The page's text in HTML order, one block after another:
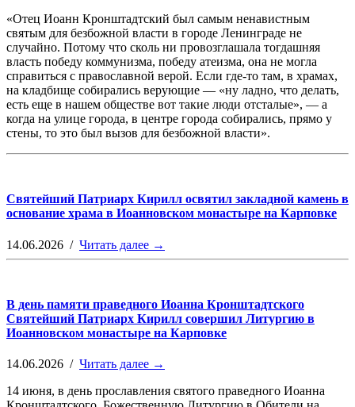
«Отец Иоанн Кронштадтский был самым ненавистным
святым для безбожной власти в городе Ленинграде не
случайно. Потому что сколь ни провозглашала тогдашняя
власть победу коммунизма, победу атеизма, она не могла
справиться с православной верой. Если где-то там, в храмах,
на кладбище собирались верующие — «ну ладно, что делать,
есть еще в нашем обществе вот такие люди отсталые», — а
когда на улице города, в центре города собирались, прямо у
стены, то это был вызов для безбожной власти».
Святейший Патриарх Кирилл освятил закладной камень в
основание храма в Иоанновском монастыре на Карповке
14.06.2026 / Читать далее →
В день памяти праведного Иоанна Кронштадтского
Святейший Патриарх Кирилл совершил Литургию в
Иоанновском монастыре на Карповке
14.06.2026 / Читать далее →
14 июня, в день прославления святого праведного Иоанна